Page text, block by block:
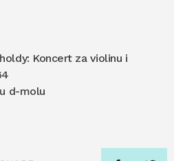
Koncert za violinu i
d-molu